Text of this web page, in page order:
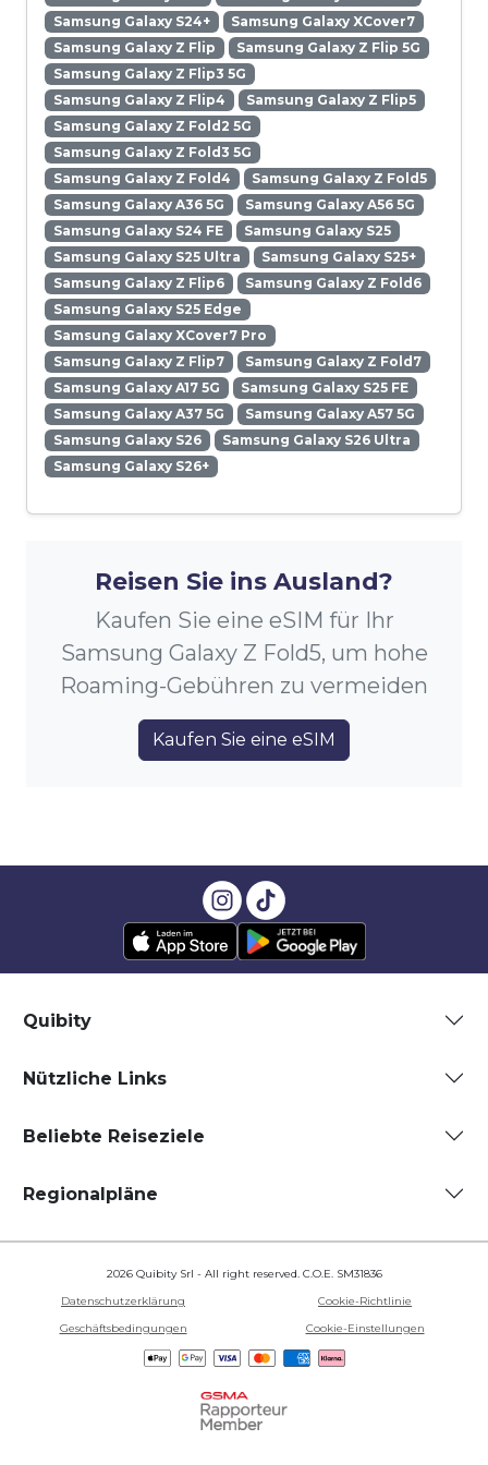
Samsung Galaxy S24+
Samsung Galaxy XCover7
Samsung Galaxy Z Flip
Samsung Galaxy Z Flip 5G
Samsung Galaxy Z Flip3 5G
Samsung Galaxy Z Flip4
Samsung Galaxy Z Flip5
Samsung Galaxy Z Fold2 5G
Samsung Galaxy Z Fold3 5G
Samsung Galaxy Z Fold4
Samsung Galaxy Z Fold5
Samsung Galaxy A36 5G
Samsung Galaxy A56 5G
Samsung Galaxy S24 FE
Samsung Galaxy S25
Samsung Galaxy S25 Ultra
Samsung Galaxy S25+
Samsung Galaxy Z Flip6
Samsung Galaxy Z Fold6
Samsung Galaxy S25 Edge
Samsung Galaxy XCover7 Pro
Samsung Galaxy Z Flip7
Samsung Galaxy Z Fold7
Samsung Galaxy A17 5G
Samsung Galaxy S25 FE
Samsung Galaxy A37 5G
Samsung Galaxy A57 5G
Samsung Galaxy S26
Samsung Galaxy S26 Ultra
Samsung Galaxy S26+
Reisen Sie ins Ausland?
Kaufen Sie eine eSIM für Ihr
Samsung Galaxy Z Fold5, um hohe
Roaming-Gebühren zu vermeiden
Kaufen Sie eine eSIM
Quibity
Nützliche Links
Beliebte Reiseziele
Regionalpläne
2026 Quibity Srl - All right reserved. C.O.E. SM31836
Datenschutzerklärung
Cookie-Richtlinie
Geschäftsbedingungen
Cookie-Einstellungen